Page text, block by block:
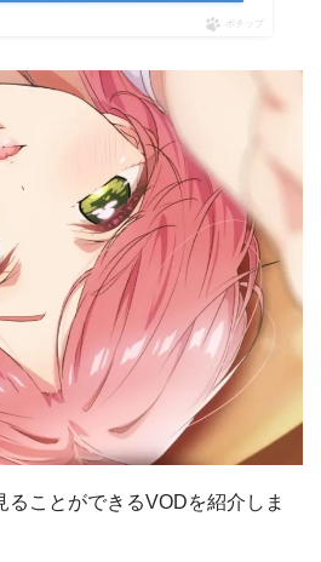
ポチップ
ことができるVODを紹介しま